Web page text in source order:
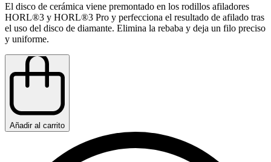
El disco de cerámica viene premontado en los rodillos afiladores
HORL®3 y HORL®3 Pro y perfecciona el resultado de afilado tras
el uso del disco de diamante. Elimina la rebaba y deja un filo preciso
y uniforme.
Añadir al carrito